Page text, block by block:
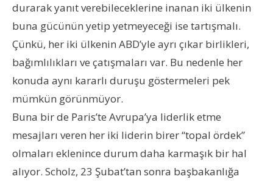
durarak yanıt verebileceklerine inanan iki ülkenin
buna gücünün yetip yetmeyeceği ise tartışmalı.
Çünkü, her iki ülkenin ABD’yle ayrı çıkar birlikleri,
bağımlılıkları ve çatışmaları var. Bu nedenle her
konuda aynı kararlı duruşu göstermeleri pek
mümkün görünmüyor.
Buna bir de Paris’te Avrupa’ya liderlik etme
mesajları veren her iki liderin birer “topal ördek”
olmaları eklenince durum daha karmaşık bir hal
alıyor. Scholz, 23 Şubat’tan sonra başbakanlığa